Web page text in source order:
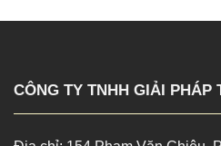
CÔNG TY TNHH GIẢI PHÁP